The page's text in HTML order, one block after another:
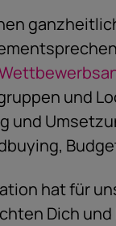
und
und
hat für
Dich und